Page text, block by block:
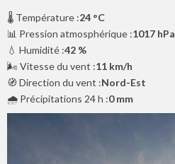
🌡️ Température :24 °C
📊 Pression atmosphérique :1017 hPa
💧 Humidité :42 %
🌬️ Vitesse du vent :11 km/h
🧭 Direction du vent :Nord-Est
🌧️ Précipitations 24 h :0 mm